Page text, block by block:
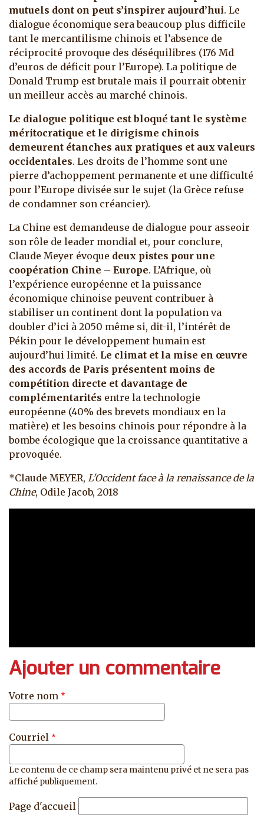
mutuels dont on peut s’inspirer aujourd’hui. Le
dialogue économique sera beaucoup plus difficile
tant le mercantilisme chinois et l’absence de
réciprocité provoque des déséquilibres (176 Md
d’euros de déficit pour l’Europe). La politique de
Donald Trump est brutale mais il pourrait obtenir
un meilleur accès au marché chinois.
Le dialogue politique est bloqué tant le système
méritocratique et le dirigisme chinois
demeurent étanches aux pratiques et aux valeurs
occidentales. Les droits de l’homme sont une
pierre d’achoppement permanente et une difficulté
pour l’Europe divisée sur le sujet (la Grèce refuse
de condamner son créancier).
La Chine est demandeuse de dialogue pour asseoir
son rôle de leader mondial et, pour conclure,
Claude Meyer évoque deux pistes pour une
coopération Chine – Europe. L’Afrique, où
l’expérience européenne et la puissance
économique chinoise peuvent contribuer à
stabiliser un continent dont la population va
doubler d’ici à 2050 même si, dit-il, l’intérêt de
Pékin pour le développement humain est
aujourd’hui limité. Le climat et la mise en œuvre
des accords de Paris présentent moins de
compétition directe et davantage de
complémentarités entre la technologie
européenne (40% des brevets mondiaux en la
matière) et les besoins chinois pour répondre à la
bombe écologique que la croissance quantitative a
provoquée.
*Claude MEYER, L'Occident face à la renaissance de la
Chine, Odile Jacob, 2018
Ajouter un commentaire
Votre nom
Courriel
Le contenu de ce champ sera maintenu privé et ne sera pas
affiché publiquement.
Page d'accueil